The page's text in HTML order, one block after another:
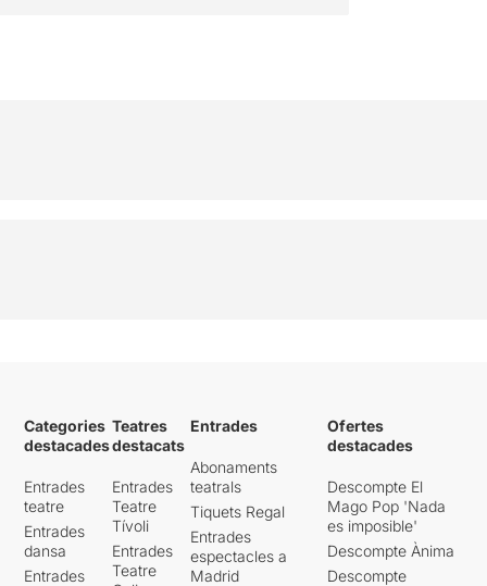
Categories
destacades
Entrades
teatre
Entrades
dansa
Entrades
Teatres
destacats
Entrades
Teatre
Tívoli
Entrades
Teatre
Entrades
Abonaments
teatrals
Tiquets Regal
Entrades
espectacles a
Madrid
Ofertes
destacades
Descompte El
Mago Pop 'Nada
es imposible'
Descompte Ànima
Descompte